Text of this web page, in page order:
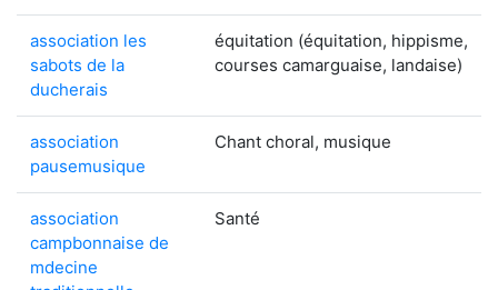
association les
sabots de la
ducherais
équitation (équitation, hippisme,
courses camarguaise, landaise)
association
pausemusique
Chant choral, musique
association
campbonnaise de
mdecine
Santé